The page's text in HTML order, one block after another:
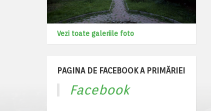
Vezi toate galeriile foto
PAGINA DE FACEBOOK A PRIMĂRIEI
Facebook